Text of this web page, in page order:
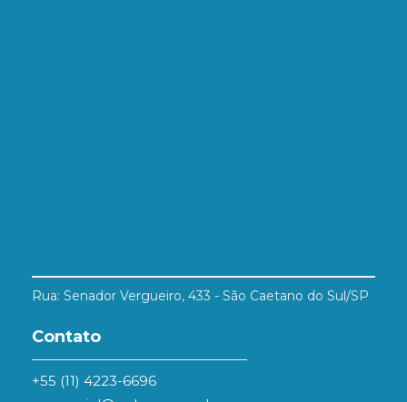
Rua: Senador Vergueiro, 433 - São Caetano do Sul/SP
Contato
+55 (11) 4223-6696